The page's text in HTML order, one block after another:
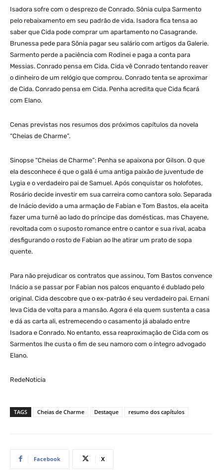
Isadora sofre com o desprezo de Conrado. Sônia culpa Sarmento
pelo rebaixamento em seu padrão de vida. Isadora fica tensa ao
saber que Cida pode comprar um apartamento no Casagrande.
Brunessa pede para Sônia pagar seu salário com artigos da Galerie.
Sarmento perde a paciência com Rodinei e paga a conta para
Messias. Conrado pensa em Cida. Cida vê Conrado tentando reaver
o dinheiro de um relógio que comprou. Conrado tenta se aproximar
de Cida. Conrado pensa em Cida. Penha acredita que Cida ficará
com Elano.
Cenas previstas nos resumos dos próximos capítulos da novela
“Cheias de Charme”.
Sinopse “Cheias de Charme”: Penha se apaixona por Gilson. O que
ela desconhece é que o galã é uma antiga paixão de juventude de
Lygia e o verdadeiro pai de Samuel. Após conquistar os holofotes,
Rosário decide investir em sua carreira como cantora solo. Separada
de Inácio devido a uma armação de Fabian e Tom Bastos, ela aceita
fazer uma turnê ao lado do príncipe das domésticas, mas Chayene,
revoltada com o suposto romance entre o cantor e sua rival, acaba
desfigurando o rosto de Fabian ao lhe atirar um prato de sopa
quente.
Para não prejudicar os contratos que assinou, Tom Bastos convence
Inácio a se passar por Fabian nos palcos enquanto é dublado pelo
original. Cida descobre que o ex-patrão é seu verdadeiro pai. Ernani
leva Cida de volta para a mansão. Agora é ela quem sustenta a casa
e dá as carta ali, estremecendo o casamento já abalado entre
Isadora e Conrado. No entanto, essa reaproximação de Cida com os
Sarmentos lhe custa o fim de seu namoro com o íntegro advogado
Elano.
RedeNoticia
TAGS Cheias de Charme Destaque resumo dos capítulos
Facebook X